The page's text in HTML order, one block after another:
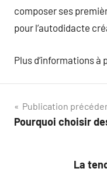
composer ses
pour l’autodidacte
Plus d’informations à
Navigation
de
Publication
Pourquoi choisir
La